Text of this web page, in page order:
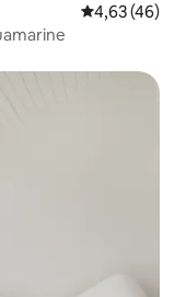
4,63 de uma
4,63 (46)